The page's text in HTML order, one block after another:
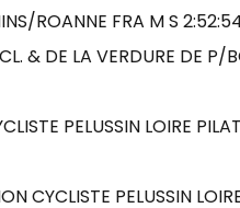
ROANNE FRA M S
& DE LA VERDURE DE P/
PELUSSIN LOIRE
PELUSSIN